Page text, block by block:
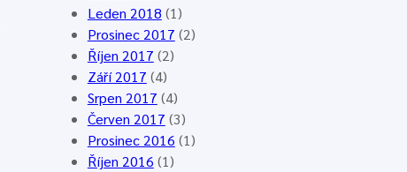
2
0
2
Leden 2018 (1)
Prosinec 2017 (2)
Říjen 2017 (2)
Září 2017 (4)
Srpen 2017 (4)
Červen 2017 (3)
Prosinec 2016 (1)
Říjen 2016 (1)